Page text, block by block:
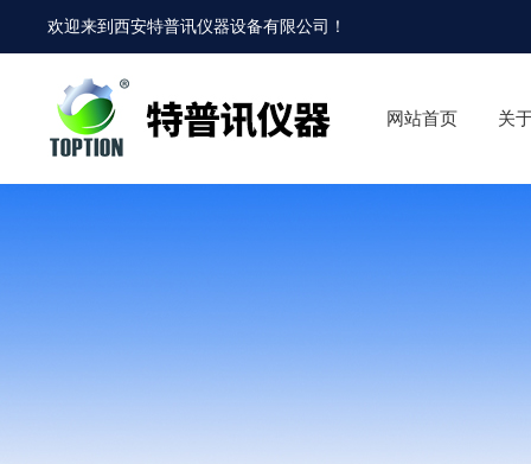
欢迎来到西安特普讯仪器设备有限公司 ！
网站首页 关